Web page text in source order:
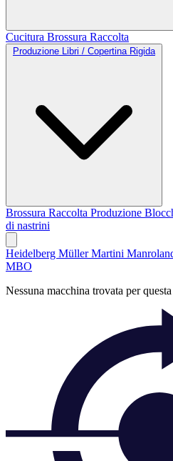
Cucitura Brossura Raccolta
Produzione Libri / Copertina Rigida
Brossura Raccolta Produzione
di nastrini
Heidelberg Müller Martini
MBO
Nessuna macchina trovata per